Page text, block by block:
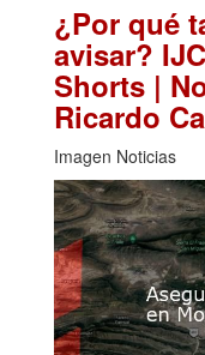
¿Por qué
avisar?
Shorts |
Ricardo
Imagen Noticias